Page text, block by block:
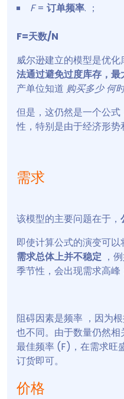
F= 订单频率. ；
F=天数/N
威尔逊建立的模型是优化
法通过避免过度库存，
产单位知道 购买多少 何
但是，这仍然是一个公
性，特别是由于经济形势
需求
该模型的主要问题在于，
即使计算公式的演变可
需求总体上并不稳定 ，
季节性，会出现需求高峰
阻碍因素是频率 ，因为
也不同。由于数量仍然
最佳频率 (F)，在需求旺
订货即可。
价格